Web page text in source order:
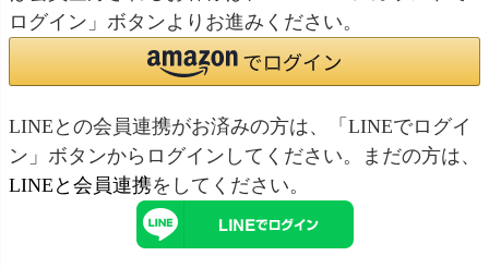
ログイン」ボタンよりお進みください。
LINEとの会員連携がお済みの方は、「LINEでログイ
ン」ボタンからログインしてください。まだの方は、
LINEと会員連携をしてください。